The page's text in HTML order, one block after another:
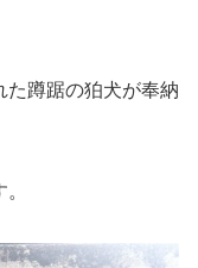
た蹲踞の狛犬が奉納